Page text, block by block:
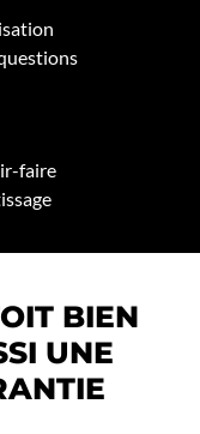
faire
BIEN
UNE